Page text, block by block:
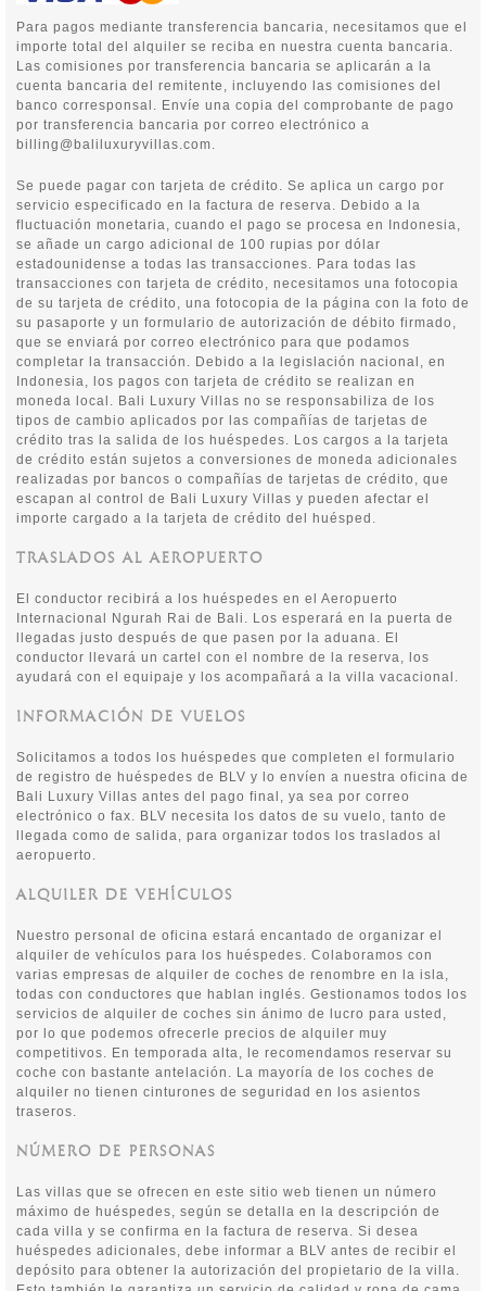
Para pagos mediante transferencia bancaria, necesitamos que el
importe total del alquiler se reciba en nuestra cuenta bancaria.
Las comisiones por transferencia bancaria se aplicarán a la
cuenta bancaria del remitente, incluyendo las comisiones del
banco corresponsal. Envíe una copia del comprobante de pago
por transferencia bancaria por correo electrónico a
billing@baliluxuryvillas.com.
Se puede pagar con tarjeta de crédito. Se aplica un cargo por
servicio especificado en la factura de reserva. Debido a la
fluctuación monetaria, cuando el pago se procesa en Indonesia,
se añade un cargo adicional de 100 rupias por dólar
estadounidense a todas las transacciones. Para todas las
transacciones con tarjeta de crédito, necesitamos una fotocopia
de su tarjeta de crédito, una fotocopia de la página con la foto de
su pasaporte y un formulario de autorización de débito firmado,
que se enviará por correo electrónico para que podamos
completar la transacción. Debido a la legislación nacional, en
Indonesia, los pagos con tarjeta de crédito se realizan en
moneda local. Bali Luxury Villas no se responsabiliza de los
tipos de cambio aplicados por las compañías de tarjetas de
crédito tras la salida de los huéspedes. Los cargos a la tarjeta
de crédito están sujetos a conversiones de moneda adicionales
realizadas por bancos o compañías de tarjetas de crédito, que
escapan al control de Bali Luxury Villas y pueden afectar el
importe cargado a la tarjeta de crédito del huésped.
TRASLADOS AL AEROPUERTO
El conductor recibirá a los huéspedes en el Aeropuerto
Internacional Ngurah Rai de Bali. Los esperará en la puerta de
llegadas justo después de que pasen por la aduana. El
conductor llevará un cartel con el nombre de la reserva, los
ayudará con el equipaje y los acompañará a la villa vacacional.
INFORMACIÓN DE VUELOS
Solicitamos a todos los huéspedes que completen el formulario
de registro de huéspedes de BLV y lo envíen a nuestra oficina de
Bali Luxury Villas antes del pago final, ya sea por correo
electrónico o fax. BLV necesita los datos de su vuelo, tanto de
llegada como de salida, para organizar todos los traslados al
aeropuerto.
ALQUILER DE VEHÍCULOS
Nuestro personal de oficina estará encantado de organizar el
alquiler de vehículos para los huéspedes. Colaboramos con
varias empresas de alquiler de coches de renombre en la isla,
todas con conductores que hablan inglés. Gestionamos todos los
servicios de alquiler de coches sin ánimo de lucro para usted,
por lo que podemos ofrecerle precios de alquiler muy
competitivos. En temporada alta, le recomendamos reservar su
coche con bastante antelación. La mayoría de los coches de
alquiler no tienen cinturones de seguridad en los asientos
traseros.
NÚMERO DE PERSONAS
Las villas que se ofrecen en este sitio web tienen un número
máximo de huéspedes, según se detalla en la descripción de
cada villa y se confirma en la factura de reserva. Si desea
huéspedes adicionales, debe informar a BLV antes de recibir el
depósito para obtener la autorización del propietario de la villa.